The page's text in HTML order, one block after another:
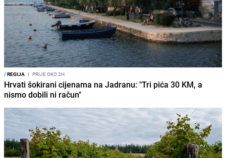
/REGIJA I PRIJE OKO 2H
Hrvati šokirani cijenama na Jadranu: "Tri pića 30 KM, a
nismo dobili ni račun"